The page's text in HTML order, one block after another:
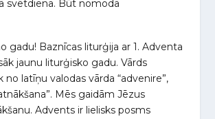
gadu! Baznīcas liturģija ar 1. Adventa
jaunu liturģisko gadu. Vārds
no latīņu valodas vārda “advenire”,
Mēs gaidām Jēzus
Advents ir lielisks posms